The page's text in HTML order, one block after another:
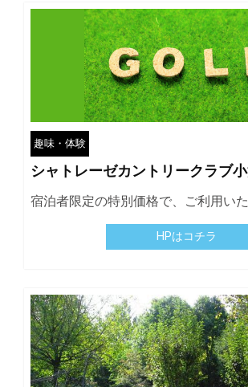
趣味・体験
シャトレーゼカントリークラブ
宿泊者限定の特別価格で、ご利用い
HPはコチラ